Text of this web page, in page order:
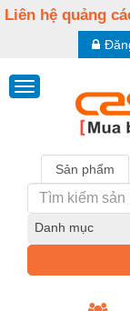
Liên hệ quảng
Sản phẩm
Danh mục